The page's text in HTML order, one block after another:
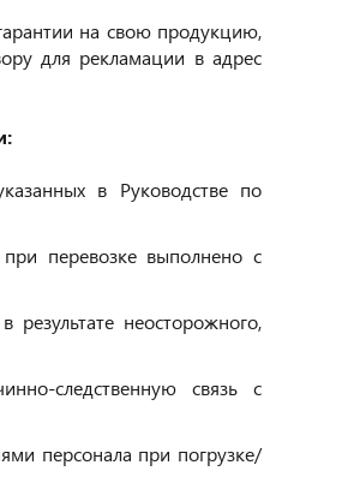
на свою продукцию,
для рекламации в адрес
в Руководстве по
перевозке выполнено с
неосторожного,
следственную связь с
персонала при погрузке/